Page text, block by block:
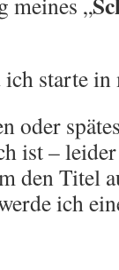
starte
oder
ist –
den Titel
ich